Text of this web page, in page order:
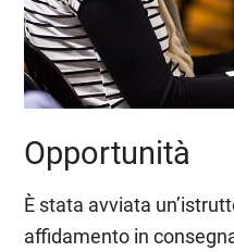
Opportunità
È stata avviata
affidamento in